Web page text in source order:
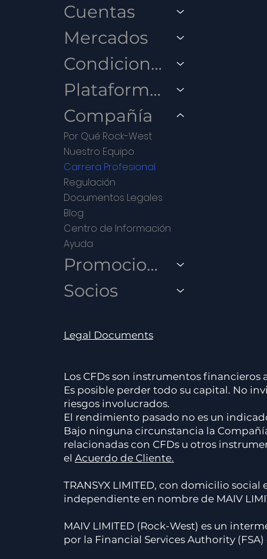
Cuentas
Mercados
Condiciones
Plataformas
Compañía
Por Qué Rock-West
Nuestro Equipo
Carrera Profesional
Regulación
Documentos Legales
Blog
Centro de Información
Ayuda
Promociones
Socios
Legal Documents
Los CFDs son instrumentos
Es posible perder todo su capital. No
riesgos involucrados.
El rendimiento pasado no es un
Bajo ninguna circunstancia la
relacionadas con CFDs u otros
elAcuerdo de Cliente.
TRANSYX LIMITED, con domicilio social
independiente en nombre de MAIV
MAIV LIMITED (Rock-West) es un
por la Financial Services Authority